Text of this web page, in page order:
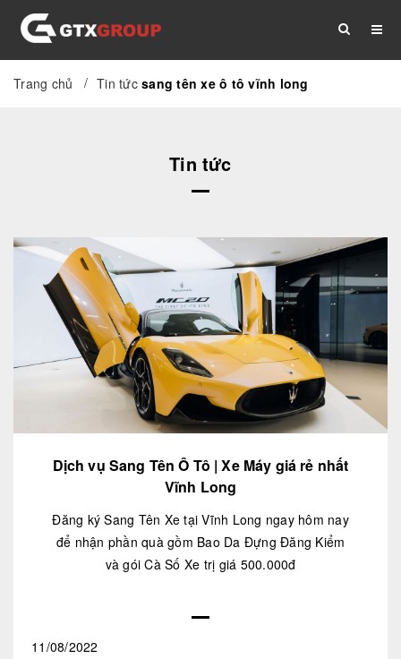
TRANG CHỦ GIỚI THIỆU DỊCH VỤ
TÀI LIỆU
Trang chủ / Tin tức sang tên xe ô tô vĩnh long
Tin tức
Dịch vụ Sang Tên Ô Tô | Xe Máy giá rẻ nhất
Vĩnh Long
Đăng ký Sang Tên Xe tại Vĩnh Long ngay hôm nay
để nhận phần quà gồm Bao Da Đựng Đăng Kiểm
và gói Cà Số Xe trị giá 500.000đ
11/08/2022